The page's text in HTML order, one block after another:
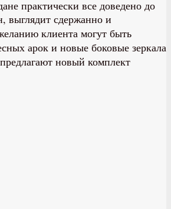
практически все доведено до
выглядит сдержанно и
клиента могут быть
арок и новые боковые зеркала
новый комплект